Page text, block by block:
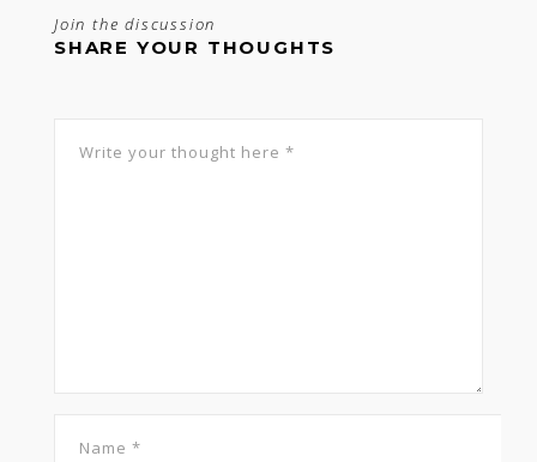
Join the discussion
SHARE YOUR THOUGHTS